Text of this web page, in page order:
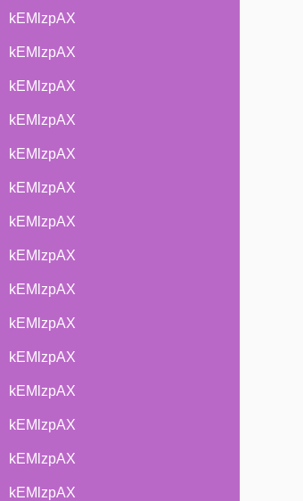
kEMlzpAX
kEMlzpAX
kEMlzpAX
kEMlzpAX
kEMlzpAX
kEMlzpAX
kEMlzpAX
kEMlzpAX
kEMlzpAX
kEMlzpAX
kEMlzpAX
kEMlzpAX
kEMlzpAX
kEMlzpAX
kEMlzpAX